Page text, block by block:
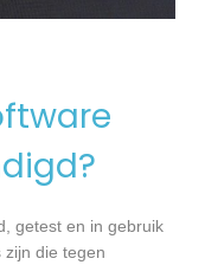
getest en in gebruik
die tegen